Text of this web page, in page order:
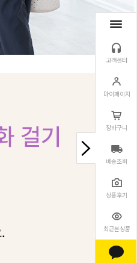
고객센터
마이페이지
장바구니
배송조회
상품후기
최근본상품